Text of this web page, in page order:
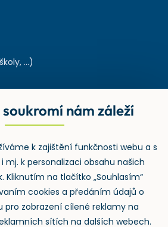
...)
v odpadechnám záleží
k zajištění funkčnosti webu a s
mj. k personalizaci obsahu našich
Kliknutím na tlačítko „Souhlasím“
cookies a předáním údajů o
pro zobrazení cílené reklamy na
sítích na dalších webech.